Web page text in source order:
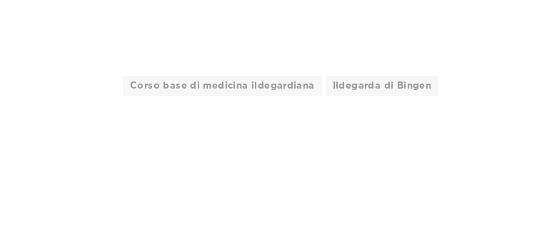
Corso base di medicina ildegardiana Ildegarda di Bingen